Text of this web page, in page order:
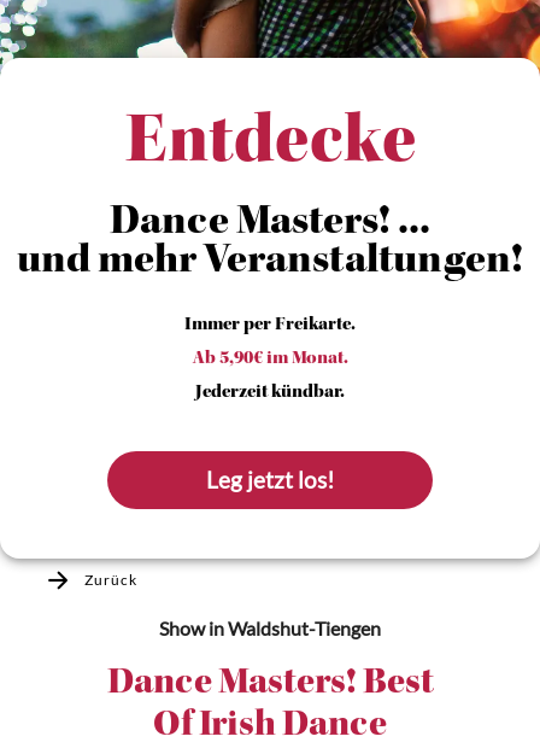
Entdecke
Dance Masters! ...
und mehr Veranstaltungen!
Immer per Freikarte.
Ab 5,90€ im Monat.
Jederzeit kündbar.
Leg jetzt los!
Zurück
Showin Waldshut-Tiengen
Dance Masters! Best
Of Irish Dance